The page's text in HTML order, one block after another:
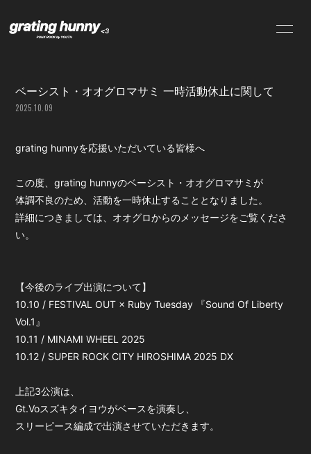
PROFILE
VIDEO
ベーシスト・オオグロマサミ 一時活動休止に関して
2025.10.09
grating hunnyを応援いただいている皆様へ
この度、grating hunnyのベーシスト・オオグロマサミが
体調不良のため、活動を一時休止することとなりました。
詳細につきましては、オオグロからのメッセージをご覧くださ
い。
【今後のライブ出演について】
10.10 / FESTIVAL OUT × Ruby Tuesday 『Sound Of Liberty
Vol.1』
10.11 / MINAMI WHEEL 2025
10.12 / SUPER ROCK CITY HIROSHIMA 2025 DX
上記3公演は、
Gt.Voスズキタイヨウがベースを演奏し、
スリーピース編成で出演させていただきます。